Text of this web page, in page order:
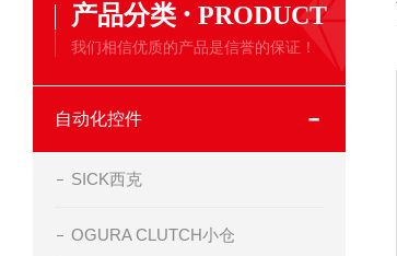
产品分类 · PRODUCT
我们相信优质的产品是信誉的保证！
自动化控件
SICK西克
OGURA CLUTCH小仓